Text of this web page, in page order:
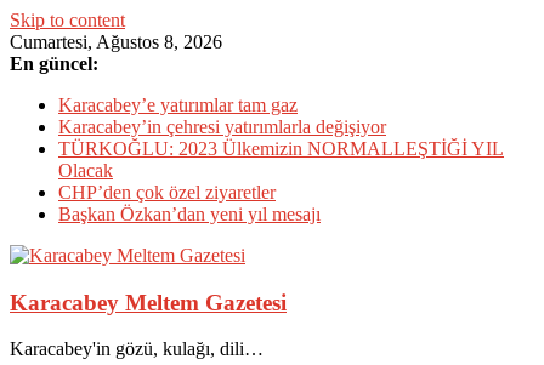
Skip to content
Cumartesi, Ağustos 8, 2026
En güncel:
Karacabey’e yatırımlar tam gaz
Karacabey’in çehresi yatırımlarla değişiyor
TÜRKOĞLU: 2023 Ülkemizin NORMALLEŞTİĞİ YIL
Olacak
CHP’den çok özel ziyaretler
Başkan Özkan’dan yeni yıl mesajı
Karacabey Meltem Gazetesi
Karacabey'in gözü, kulağı, dili…